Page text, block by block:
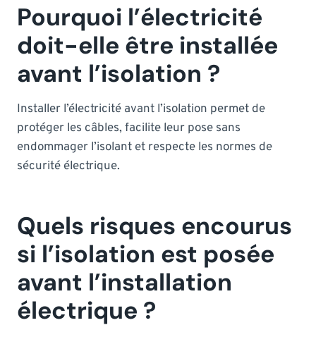
Pourquoi l’électricité
doit-elle être installée
avant l’isolation ?
Installer l’électricité avant l’isolation permet de
protéger les câbles, facilite leur pose sans
endommager l’isolant et respecte les normes de
sécurité électrique.
Quels risques encourus
si l’isolation est posée
avant l’installation
électrique ?